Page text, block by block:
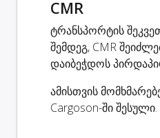
CMR
ტრანსპორტის
შემდეგ, CMR
დაიბეჭდოს
ამისთვის
Cargoson-ში შესული.